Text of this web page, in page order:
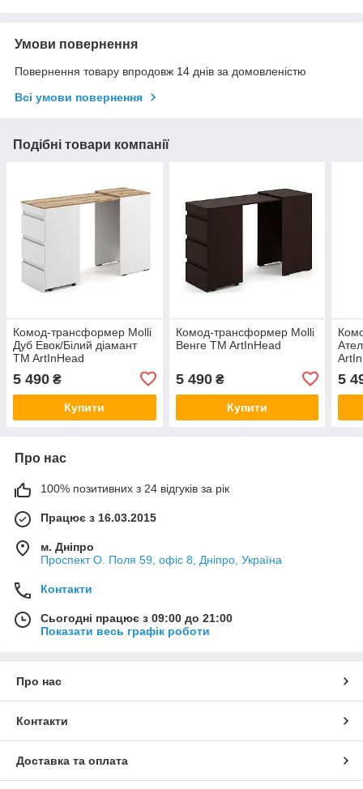
Умови повернення
Повернення товару впродовж 14 днів за домовленістю
Всі умови повернення
Подібні товари компанії
Комод-трансформер Molli
Дуб Евок/Білий діамант
TM ArtInHead
5 490 ₴
Купити
Комод-трансформер Molli
Венге TM ArtInHead
5 490₴
Купити
5
Про нас
100% позитивних з 24 відгуків за рік
Працює з 16.03.2015
м. Дніпро
Проспект О. Поля 59, офіс 8, Дніпро, Україна
Контакти
Сьогодні працює з 09:00 до 21:00
Показати весь графік роботи
Про нас
Контакти
Доставка та оплата